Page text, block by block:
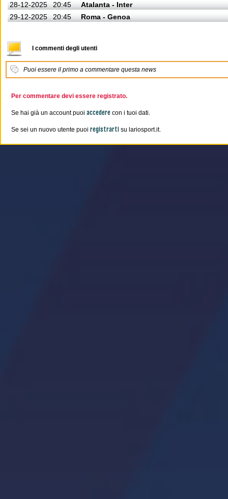
28-12-2025
20:45
Atalanta - Inter
29-12-2025
20:45 Roma - Genoa
I commenti degli utenti
Puoi essere il primo a commentare questa news
Per commentare devi essere registrato.
Se hai già un account puoi accedere con i tuoi dati.
Se sei un nuovo utente puoi registrarti su lariosport.it.